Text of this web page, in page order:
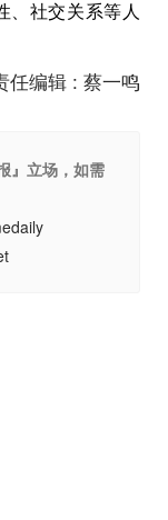
、社交关系等人
任编辑 : 蔡一鸣
』立场，如需